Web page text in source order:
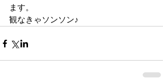
ます。
観なきゃソンソン♪